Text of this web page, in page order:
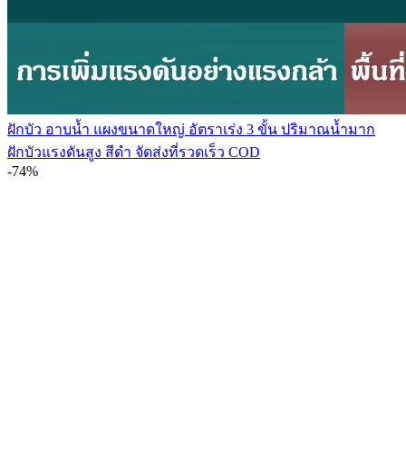
ฝักบัว อาบนํ้า แผงขนาดใหญ่ อัตราเร่ง 3 ขั้น ปริมาณน้ำมาก
ฝักบัวแรงดันสูง สีดำ จัดส่งที่รวดเร็ว COD
-74%